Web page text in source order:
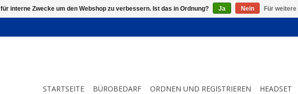
STARTSEITE BÜROBEDARF ORDNEN UND REGISTRIEREN HEADSET
interne Zwecke um den Webshop zu verbessern. Ist das in Ordnung? Ja Nein Für